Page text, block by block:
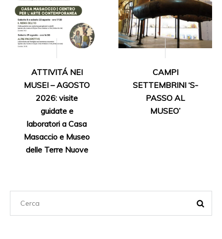
ATTIVITÁ NEI
MUSEI – AGOSTO
2026: visite
guidate e
laboratori a Casa
Masaccio e Museo
delle Terre Nuove
CAMPI
SETTEMBRINI ‘S-
PASSO AL
MUSEO’